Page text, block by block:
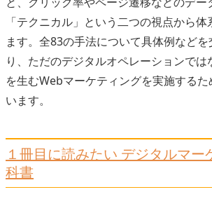
「テクニカル」という二つの視点から
ます。全83の手法について具体例など
り、ただのデジタルオペレーションで
を生むWebマーケティングを実施する
います。
１冊目に読みたい デジタルマー
科書